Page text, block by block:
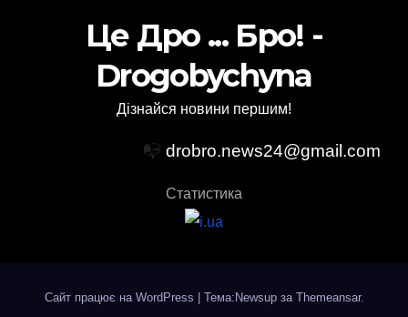
Це Дро ... Бро! -
Drogobychyna
Дізнайся новини першим!
📭 drobro.news24@gmail.com
Статистика
Сайт працює на WordPress Тема:Newsup за Themeansar.